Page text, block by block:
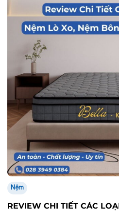
Nệm
REVIEW CHI TIẾT CÁC